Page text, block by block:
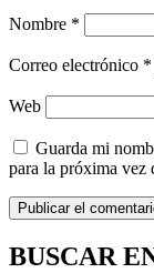
Nombre *
Correo electrónico *
Web
Guarda mi
para la próxima vez
BUSCAR